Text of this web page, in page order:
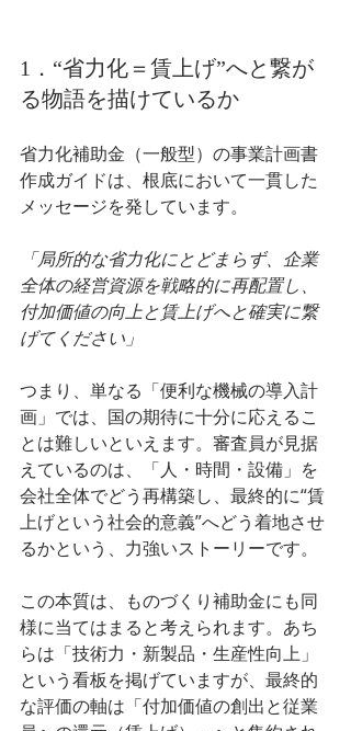
1．“省力化＝賃上げ”へと繋が
る物語を描けているか
省力化補助金（一般型）の事業計画書
作成ガイドは、根底において一貫した
メッセージを発しています。
「局所的な省力化にとどまらず、企業
全体の経営資源を戦略的に再配置し、
付加価値の向上と賃上げへと確実に繋
げてください」
つまり、単なる「便利な機械の導入計
画」では、国の期待に十分に応えるこ
とは難しいといえます。審査員が見据
えているのは、「人・時間・設備」を
会社全体でどう再構築し、最終的に“賃
上げという社会的意義”へどう着地させ
るかという、力強いストーリーです。
この本質は、ものづくり補助金にも同
様に当てはまると考えられます。あち
らは「技術力・新製品・生産性向上」
という看板を掲げていますが、最終的
な評価の軸は「付加価値の創出と従業